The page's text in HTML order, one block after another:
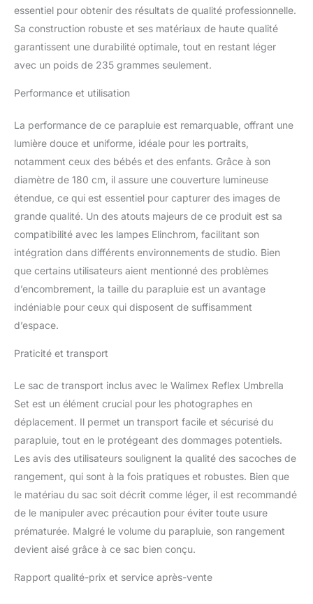
diamètre de 0,8 cm,
qualité professionnelle,
durable et fiable, parfait
pour les photographes
diffuseur de parapluie
Reflex transforme le
boîte à lumière parapluie,
très douce et uniforme,
parfaite pour la
photographie de
portraits, de produits et
de natures mortes.
TAILLE PORTABLE
COMPACTE: Une fois
pliés, le parapluie et le
diffuseur sont peu
encombrants et légers,
essentiel pour obtenir des résultats de qualité professionnelle.
Sa construction robuste et ses matériaux de haute qualité
garantissent une durabilité optimale, tout en restant léger
avec un poids de 235 grammes seulement.
Performance et utilisation
La performance de ce parapluie est remarquable, offrant une
lumière douce et uniforme, idéale pour les portraits,
notamment ceux des bébés et des enfants. Grâce à son
diamètre de 180 cm, il assure une couverture lumineuse
étendue, ce qui est essentiel pour capturer des images de
grande qualité. Un des atouts majeurs de ce produit est sa
compatibilité avec les lampes Elinchrom, facilitant son
intégration dans différents environnements de studio. Bien
que certains utilisateurs aient mentionné des problèmes
d’encombrement, la taille du parapluie est un avantage
indéniable pour ceux qui disposent de suffisamment
d’espace.
Praticité et transport
Le sac de transport inclus avec le Walimex Reflex Umbrella
Set est un élément crucial pour les photographes en
déplacement. Il permet un transport facile et sécurisé du
parapluie, tout en le protégeant des dommages potentiels.
Les avis des utilisateurs soulignent la qualité des sacoches de
rangement, qui sont à la fois pratiques et robustes. Bien que
le matériau du sac soit décrit comme léger, il est recommandé
de le manipuler avec précaution pour éviter toute usure
prématurée. Malgré le volume du parapluie, son rangement
devient aisé grâce à ce sac bien conçu.
Rapport qualité-prix et service après-vente